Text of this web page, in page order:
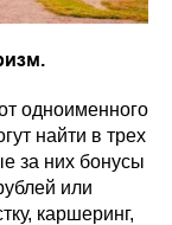
одноименного
найти в трех
за них бонусы
или
каршеринг,